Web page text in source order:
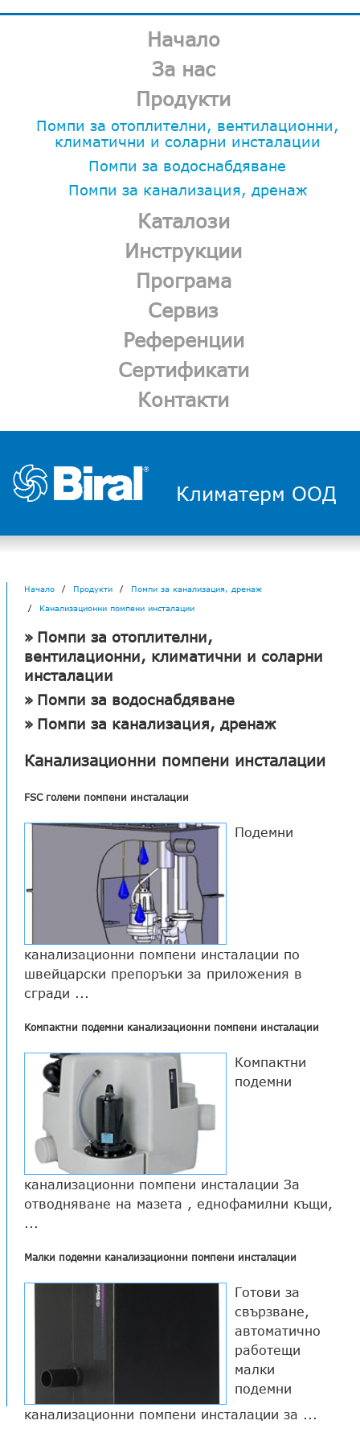
Начало
За нас
Продукти
Помпи за отоплителни, вентилационни,
климатични и соларни инсталации
Помпи за водоснабдяване
Помпи за канализация, дренаж
Каталози
Инструкции
Програма
Сервиз
Референции
Сертификати
Контакти
Климатерм ООД
Начало Продукти
Помпи за канализация, дренаж
Канализационни помпени инсталации
Помпи за отоплителни,
вентилационни, климатични и соларни
инсталации
Помпи за водоснабдяване
Помпи за канализация, дренаж
Канализационни помпени инсталации
FSC големи помпени инсталации
Подемни
канализационни помпени инсталации по
швейцарски препоръки за приложения в
сгради ...
Компактни подемни канализационни помпени инсталации
Компактни
подемни
канализационни помпени инсталации За
отводняване на мазета , еднофамилни къщи,
Малки подемни канализационни помпени инсталации
Готови за
свързване,
автоматично
работещи
малки
подемни
канализационни помпени инсталации за ...